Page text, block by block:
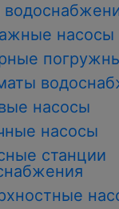
насосы
насосы
насосы
станции